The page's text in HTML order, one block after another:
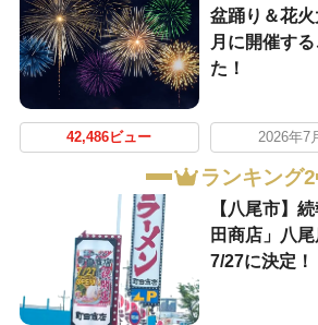
盆踊り＆花
月に開催す
た！
42,486ビュー 2026年7
ランキング2
【八尾市】
田商店」八
7/27に決定！